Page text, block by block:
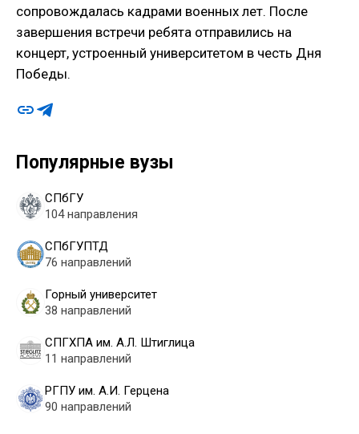
Популярные вузы
СПбГУ
104 направления
СПбГУПТД
76 направлений
Горный университет
38 направлений
СПГХПА им. А.Л. Штиглица
11 направлений
РГПУ им. А.И. Герцена
90 направлений
сопровождалась кадрами военных лет. После
завершения встречи ребята отправились на
концерт, устроенный университетом в честь Дня
Победы.